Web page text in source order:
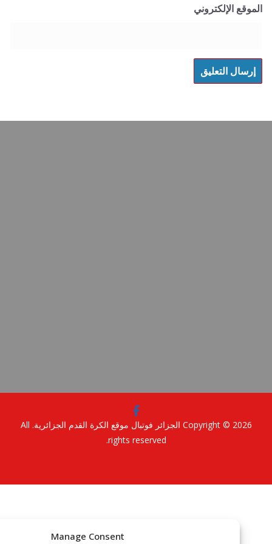
Manage Consent
الإلكتروني
Copyright © الجزائر فوتبال موقع الكرة القدم الجزائرية
. All
rights reserved.